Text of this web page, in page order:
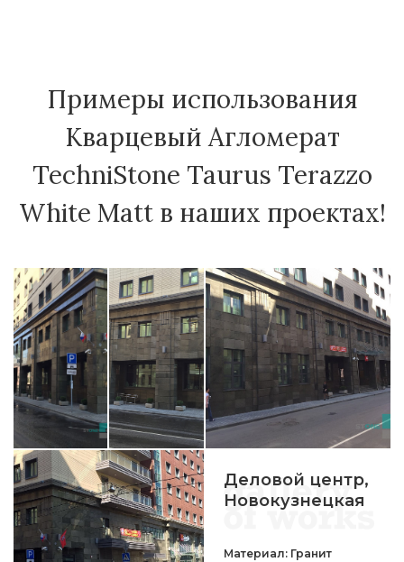
Примеры использования
Кварцевый Агломерат
TechniStone Taurus Terazzo
White Matt в наших проектах!
Деловой центр,
Новокузнецкая
Материал: Гранит